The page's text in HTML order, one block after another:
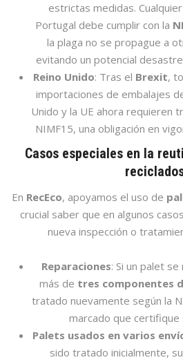
estrictas medidas.
Portugal debe cumplir con la
la plaga no se propague a
evitando un potencial
Reino Unido: Tras el Brexit,
importaciones de embalajes
Unido y la UE ahora requieren
NIMF15, una obligación en
Casos especiales en la
En RecEco, apoyamos el uso de
crucial saber que en algunos
nueva inspección o
Reparaciones: Si un palet
más de tres componentes
tratado nuevamente según la
marcado que certifique
Palets usados en varios
sido tratado inicialmente,